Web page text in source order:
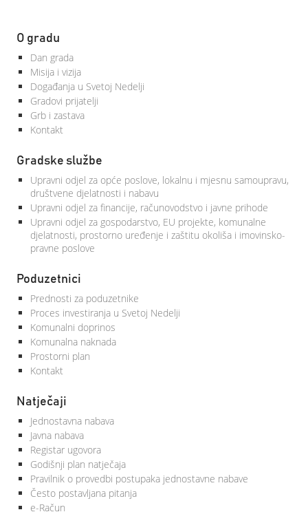
O gradu
Dan grada
Misija i vizija
Događanja u Svetoj Nedelji
Gradovi prijatelji
Grb i zastava
Kontakt
Gradske službe
Upravni odjel za opće poslove, lokalnu i mjesnu samoupravu,
društvene djelatnosti i nabavu
Upravni odjel za financije, računovodstvo i javne prihode
Upravni odjel za gospodarstvo, EU projekte, komunalne
djelatnosti, prostorno uređenje i zaštitu okoliša i imovinsko-
pravne poslove
Poduzetnici
Prednosti za poduzetnike
Proces investiranja u Svetoj Nedelji
Komunalni doprinos
Komunalna naknada
Prostorni plan
Kontakt
Natječaji
Jednostavna nabava
Javna nabava
Registar ugovora
Godišnji plan natječaja
Pravilnik o provedbi postupaka jednostavne nabave
Često postavljana pitanja
e-Račun